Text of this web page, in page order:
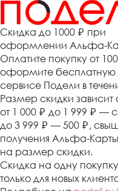
Cкидка до 1000 ₽ при
оформлении Альфа-
Оплатите покупку от
оформите бесплатную
сервисе Подели в
Размер скидки
от 1 000 ₽ до 1 999 ₽ —
до 3 999 ₽ — 500 ₽ ,
получения Альфа-
на размер скидки.
Скидка на одну
только для новых